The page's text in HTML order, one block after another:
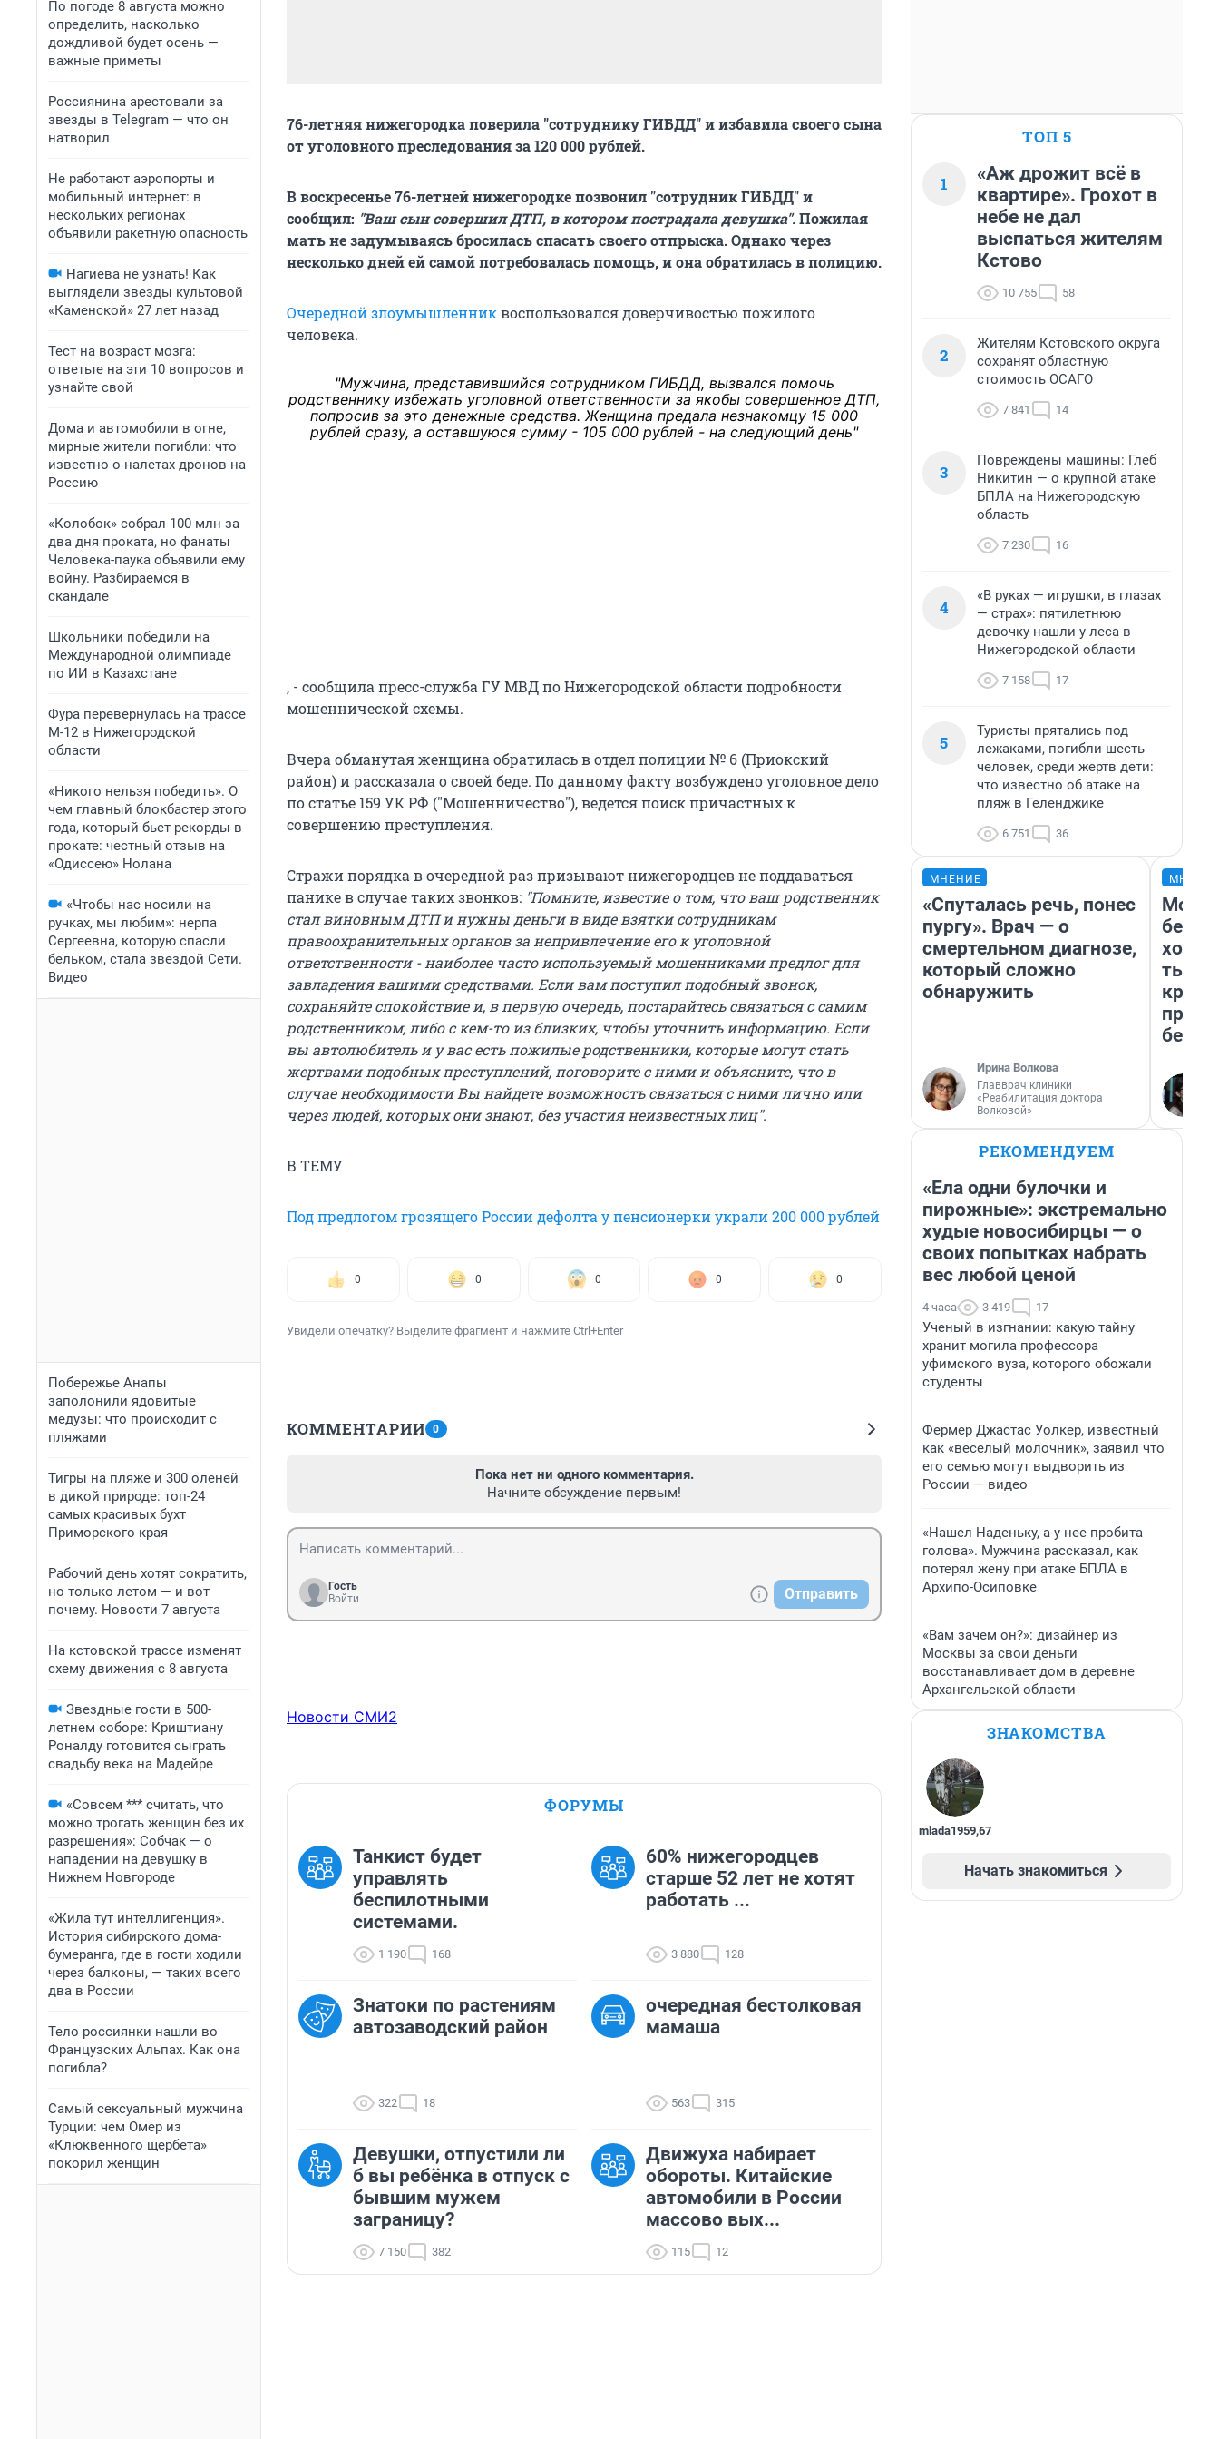
По погоде 8 августа можно
определить, насколько
дождливой будет осень —
важные приметы
Россиянина арестовали за
звезды в Telegram — что он
натворил
Не работают аэропорты и
мобильный интернет: в
нескольких регионах
объявили ракетную опасность
Нагиева не узнать! Как
выглядели звезды культовой
«Каменской» 27 лет назад
Тест на возраст мозга:
ответьте на эти 10 вопросов и
узнайте свой
Дома и автомобили в огне,
мирные жители погибли: что
известно о налетах дронов на
Россию
«Колобок» собрал 100 млн за
два дня проката, но фанаты
Человека-паука объявили ему
войну. Разбираемся в
скандале
Школьники победили на
Международной олимпиаде
по ИИ в Казахстане
Фура перевернулась на трассе
М-12 в Нижегородской
области
«Никого нельзя победить». О
чем главный блокбастер этого
года, который бьет рекорды в
прокате: честный отзыв на
«Одиссею» Нолана
«Чтобы нас носили на
ручках, мы любим»: нерпа
Сергеевна, которую спасли
бельком, стала звездой Сети.
Видео
Побережье Анапы
заполонили ядовитые
медузы: что происходит с
пляжами
Тигры на пляже и 300 оленей
в дикой природе: топ-24
самых красивых бухт
Приморского края
Рабочий день хотят сократить,
но только летом — и вот
почему. Новости 7 августа
На кстовской трассе изменят
схему движения с 8 августа
Звездные гости в 500-
летнем соборе: Криштиану
Роналду готовится сыграть
свадьбу века на Мадейре
«Совсем *** считать, что
можно трогать женщин без их
разрешения»: Собчак — о
нападении на девушку в
Нижнем Новгороде
«Жила тут интеллигенция».
История сибирского дома-
бумеранга, где в гости ходили
через балконы, — таких всего
два в России
Тело россиянки нашли во
Французских Альпах. Как она
погибла?
Самый сексуальный мужчина
Турции: чем Омер из
«Клюквенного щербета»
покорил женщин
76-летняя нижегородка поверила "сотруднику ГИБДД" и избавила своего сына
от уголовного преследования за 120 000 рублей.
В воскресенье 76-летней нижегородке позвонил "сотрудник ГИБДД" и
сообщил: "Ваш сын совершил ДТП, в котором пострадала девушка".Пожилая
мать не задумываясь бросилась спасать своего отпрыска. Однако через
несколько дней ей самой потребовалась помощь, и она обратилась в полицию.
Очередной злоумышленниквоспользовался доверчивостью пожилого
человека.
"Мужчина, представившийся сотрудником ГИБДД, вызвался помочь
родственнику избежать уголовной ответственности за якобы совершенное ДТП,
попросив за это денежные средства. Женщина предала незнакомцу 15 000
рублей сразу, а оставшуюся сумму - 105 000 рублей - на следующий день"
, - сообщила пресс-служба ГУ МВД по Нижегородской области подробности
мошеннической схемы.
Вчера обманутая женщина обратилась в отдел полиции № 6 (Приокский
район) и рассказала о своей беде. По данному факту возбуждено уголовное дело
по статье 159 УК РФ ("Мошенничество"), ведется поиск причастных к
совершению преступления.
Стражи порядка в очередной раз призывают нижегородцев не поддаваться
панике в случае таких звонков: "Помните, известие о том, что ваш родственник
стал виновным ДТП и нужны деньги в виде взятки сотрудникам
правоохранительных органов за непривлечение его к уголовной
ответственности - наиболее часто используемый мошенниками предлог для
завладения вашими средствами. Если вам поступил подобный звонок,
сохраняйте спокойствие и, в первую очередь, постарайтесь связаться с самим
родственником, либо с кем-то из близких, чтобы уточнить информацию. Если
вы автолюбитель и у вас есть пожилые родственники, которые могут стать
жертвами подобных преступлений, поговорите с ними и объясните, что в
случае необходимости Вы найдете возможность связаться с ними лично или
через людей, которых они знают, без участия неизвестных лиц".
В ТЕМУ
Под предлогом грозящего России дефолта у пенсионерки украли 200 000 рублей
0 0 0 0 0
Увидели опечатку? Выделите фрагмент и нажмите Ctrl+Enter
КОММЕНТАРИИ 0
Пока нет ни одного комментария.
Начните обсуждение первым!
Гость
Войти
Отправить
Новости СМИ2
ФОРУМЫ
Танкист будет
управлять
беспилотными
системами.
1 190 168
60% нижегородцев
старше 52 лет не хотят
работать ...
3 880 128
Знатоки по растениям
автозаводский район
322 18
очередная бестолковая
мамаша
563 315
Девушки, отпустили ли
б вы ребёнка в отпуск с
бывшим мужем
заграницу?
7 150 382
Движуха набирает
обороты. Китайские
автомобили в России
массово вых...
115 12
ТОП 5
1
«Аж дрожит всё в
квартире». Грохот в
небе не дал
выспаться жителям
Кстово
10 755 58
2
Жителям Кстовского округа
сохранят областную
стоимость ОСАГО
7 841 14
3
Повреждены машины: Глеб
Никитин — о крупной атаке
БПЛА на Нижегородскую
область
7 230 16
4
«В руках — игрушки, в глазах
— страх»: пятилетнюю
девочку нашли у леса в
Нижегородской области
7 158 17
5
Туристы прятались под
лежаками, погибли шесть
человек, среди жертв дети:
что известно об атаке на
пляж в Геленджике
6 751 36
МНЕНИЕ
«Спуталась речь, понес
пургу». Врач — о
смертельном диагнозе,
который сложно
обнаружить
Ирина Волкова
Главврач клиники
«Реабилитация доктора
Волковой»
Мой
РЕКОМЕНДУЕМ
«Ела одни булочки и
пирожные»: экстремально
худые новосибирцы — о
своих попытках набрать
вес любой ценой
4 часа 3 419 17
Ученый в изгнании: какую тайну
хранит могила профессора
уфимского вуза, которого обожали
студенты
Фермер Джастас Уолкер, известный
как «веселый молочник», заявил что
его семью могут выдворить из
России — видео
«Нашел Наденьку, а у нее пробита
голова». Мужчина рассказал, как
потерял жену при атаке БПЛА в
Архипо-Осиповке
«Вам зачем он?»: дизайнер из
Москвы за свои деньги
восстанавливает дом в деревне
Архангельской области
ЗНАКОМСТВА
mlada1959,67
Начать знакомиться